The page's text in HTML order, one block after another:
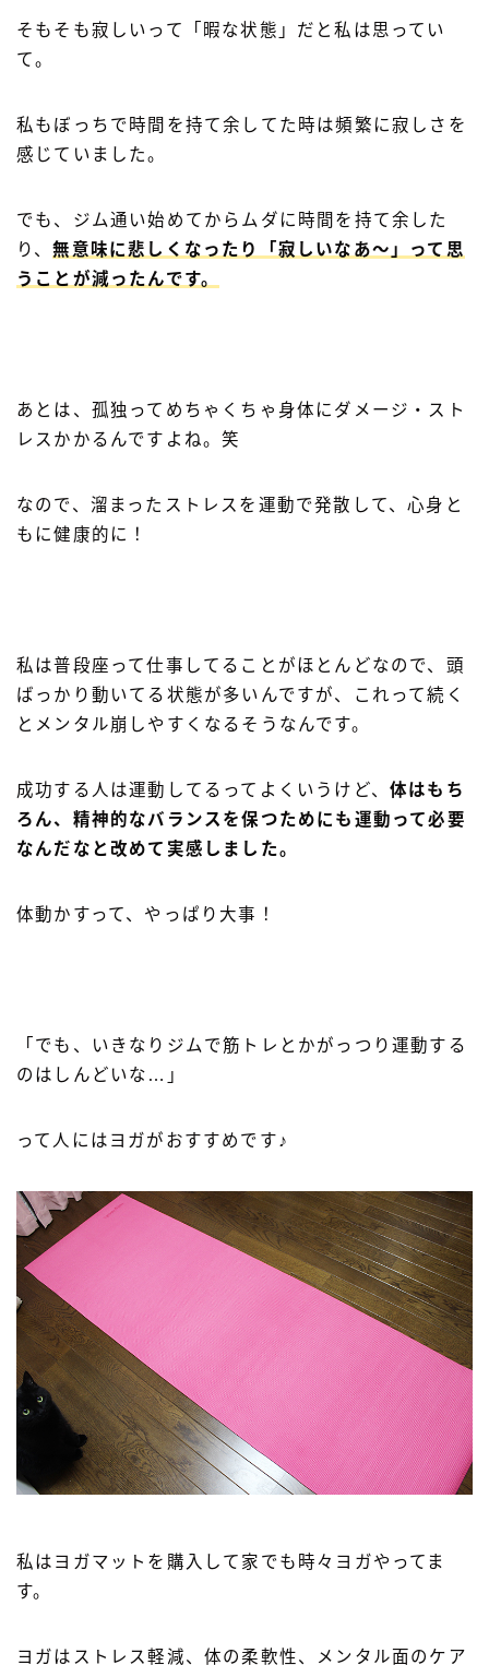
そもそも寂しいって「暇な状態」だと私は思ってい
て。
私もぼっちで時間を持て余してた時は頻繁に寂しさを
感じていました。
でも、ジム通い始めてからムダに時間を持て余した
り、無意味に悲しくなったり「寂しいなあ～」って思
うことが減ったんです。
あとは、孤独ってめちゃくちゃ身体にダメージ・スト
レスかかるんですよね。笑
なので、溜まったストレスを運動で発散して、心身と
もに健康的に！
私は普段座って仕事してることがほとんどなので、頭
ばっかり動いてる状態が多いんですが、これって続く
とメンタル崩しやすくなるそうなんです。
成功する人は運動してるってよくいうけど、 体はもち
ろん、精神的なバランスを保つためにも運動って必要
なんだなと改めて実感しました。
体動かすって、やっぱり大事！
「でも、いきなりジムで筋トレとかがっつり運動する
のはしんどいな…」
って人にはヨガがおすすめです♪
私はヨガマットを購入して家でも時々ヨガやってま
す。
ヨガはストレス軽減、体の柔軟性、メンタル面のケア